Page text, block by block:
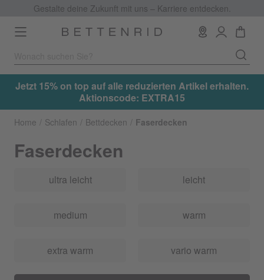
Gestalte deine Zukunft mit uns – Karriere entdecken.
Toggle
navigation
15% on top auf alle reduzierten Artikel erhalten.
Aktionscode: EXTRA15
Home Schlafen Bettdecken Faserdecken
Faserdecken
ultra leicht leicht
medium warm
extra warm vario warm